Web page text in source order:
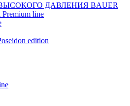
ДАВЛЕНИЯ BAUER
line
edition